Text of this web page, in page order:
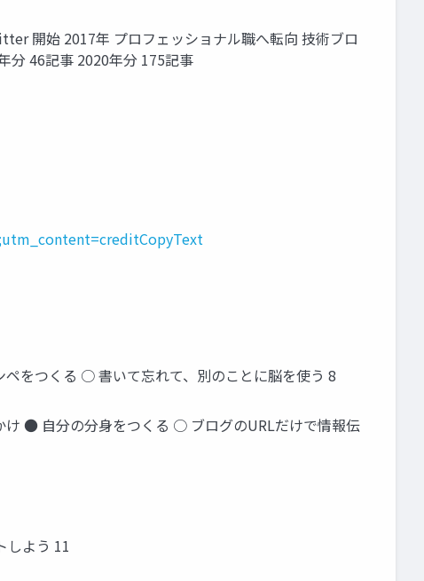
開始 2017年 プロフェッショナル職へ転向 技術ブロ
分 46記事 2020年分 175記事
をつくる ○ 書いて忘れて、別のことに脳を使う 8
● 自分の分身をつくる ○ ブログのURLだけで情報伝
よう 11